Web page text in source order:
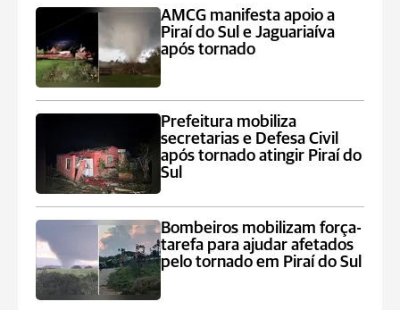
AMCG manifesta apoio a
Piraí do Sul e Jaguariaíva
após tornado
Prefeitura mobiliza
secretarias e Defesa Civil
após tornado atingir Piraí do
Sul
Bombeiros mobilizam força-
tarefa para ajudar afetados
pelo tornado em Piraí do Sul